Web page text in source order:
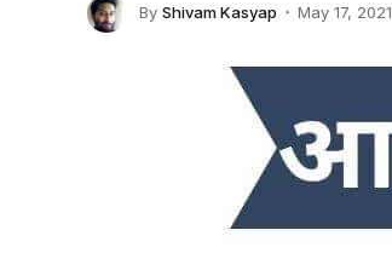
By Shivam Kasyap May 17, 2021